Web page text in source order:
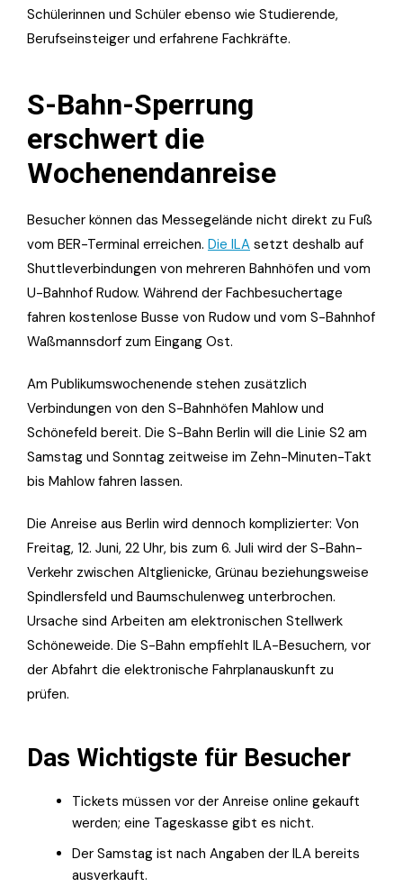
Schülerinnen und Schüler ebenso wie Studierende,
Berufseinsteiger und erfahrene Fachkräfte.
S-Bahn-Sperrung
erschwert die
Wochenendanreise
Besucher können das Messegelände nicht direkt zu Fuß
vom BER-Terminal erreichen. Die ILA setzt deshalb auf
Shuttleverbindungen von mehreren Bahnhöfen und vom
U-Bahnhof Rudow. Während der Fachbesuchertage
fahren kostenlose Busse von Rudow und vom S-Bahnhof
Waßmannsdorf zum Eingang Ost.
Am Publikumswochenende stehen zusätzlich
Verbindungen von den S-Bahnhöfen Mahlow und
Schönefeld bereit. Die S-Bahn Berlin will die Linie S2 am
Samstag und Sonntag zeitweise im Zehn-Minuten-Takt
bis Mahlow fahren lassen.
Die Anreise aus Berlin wird dennoch komplizierter: Von
Freitag, 12. Juni, 22 Uhr, bis zum 6. Juli wird der S-Bahn-
Verkehr zwischen Altglienicke, Grünau beziehungsweise
Spindlersfeld und Baumschulenweg unterbrochen.
Ursache sind Arbeiten am elektronischen Stellwerk
Schöneweide. Die S-Bahn empfiehlt ILA-Besuchern, vor
der Abfahrt die elektronische Fahrplanauskunft zu
prüfen.
Das Wichtigste für Besucher
Tickets müssen vor der Anreise online gekauft
werden; eine Tageskasse gibt es nicht.
Der Samstag ist nach Angaben der ILA bereits
ausverkauft.